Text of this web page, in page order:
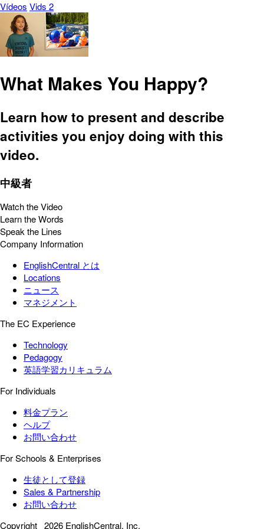
Vídeos Vids 2
What Makes You Happy?
Learn how to present and describe
activities you enjoy doing with this
video.
中級者
Watch the Video
Learn the Words
Speak the Lines
Company Information
EnglishCentral とは
Locations
ニュース
マネジメント
The EC Experience
Technology
Pedagogy
英語学習カリキュラム
For Individuals
料金プラン
ヘルプ
お問い合わせ
For Schools & Enterprises
生徒として登録
Sales & Partnership
お問い合わせ
Copyright 2026 EnglishCentral, Inc.